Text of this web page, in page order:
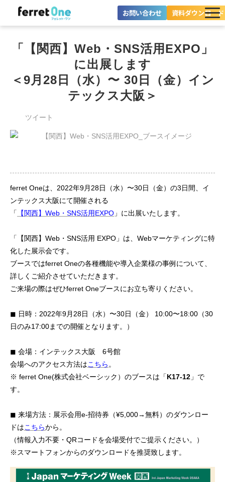
お問い合わせ 資料ダウンロード
ツール・機能一覧
目的別に探す
料金プラン
「【関西】Web・SNS活用EXPO」
に出展します
＜9月28日（水）〜 30日（金）イン
テックス大阪＞
ツイート
ferret Oneは、2022年9月28日（水）〜30日（金）の3日間、イ
ンテックス大阪にて開催される
「 【関西】Web・SNS活用EXPO 」に出展いたします。
「【関西】Web・SNS活用 EXPO」は、Webマーケティングに特
化した展示会です。
ブースではferret Oneの各種機能や導入企業様の事例について、
詳しくご紹介させていただきます。
ご来場の際はぜひferret Oneブースにお立ち寄りください。
◼ 日時：2022年9月28日（水）〜30日（金） 10:00〜18:00（30
日のみ17:00までの開催となります。）
◼ 会場：インテックス大阪 6号館
会場へのアクセス方法はこちら 。
※ ferret One(株式会社ベーシック）のブースは「K17-12 」で
す。
◼ 来場方法：展示会用e-招待券（¥5,000→無料）のダウンロー
ドはこちらから。
（情報入力不要・QRコードを会場受付でご提示ください。）
※スマートフォンからのダウンロードを推奨致します。